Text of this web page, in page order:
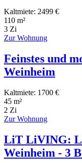
Kaltmiete: 2499 €
110 m²
3 Zi
Zur Wohnung
Feinstes und
Weinheim
Kaltmiete: 1700 €
45 m²
2 Zi
Zur Wohnung
LiT LiVING:
Weinheim - 3